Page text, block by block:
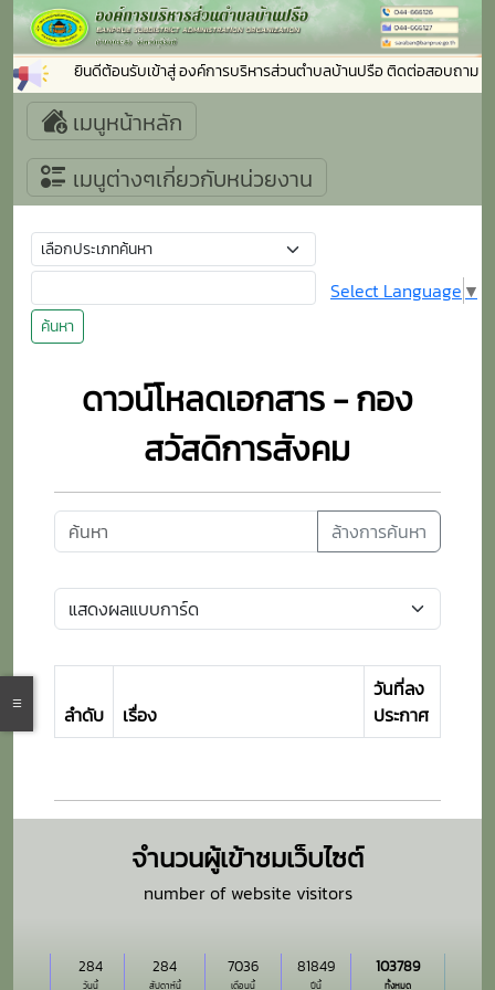
ยินดีต้อนรับเข้าสู่ องค์การบริหารส่วนตำบลบ้านปรือ ติดต่อสอบถาม :
เมนูหน้าหลัก
เมนูต่างๆเกี่ยวกับหน่วยงาน
ค้นหา
Select Language ▼
ดาวน์โหลดเอกสาร - กอง
สวัสดิการสังคม
ล้างการค้นหา
ลำดับ เรื่อง
วันที่ลง
ประกาศ
จำนวนผู้เข้าชมเว็บไซต์
number of website visitors
วันนี้
284
สัปดาห์นี้
284
เดือนนี้
7036
ปีนี้
81849
ทั้งหมด
103789